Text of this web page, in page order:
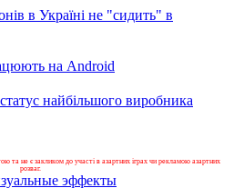
в Україні не "сидить" в
на Android
найбільшого виробника
та не є закликом до участі в азартних іграх чи рекламою азартних
розваг.